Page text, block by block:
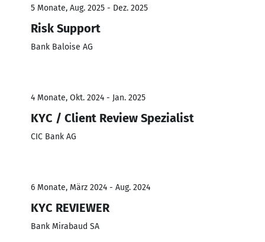
5 Monate, Aug. 2025 - Dez. 2025
Risk Support
Bank Baloise AG
4 Monate, Okt. 2024 - Jan. 2025
KYC / Client Review Spezialist
CIC Bank AG
6 Monate, März 2024 - Aug. 2024
KYC REVIEWER
Bank Mirabaud SA